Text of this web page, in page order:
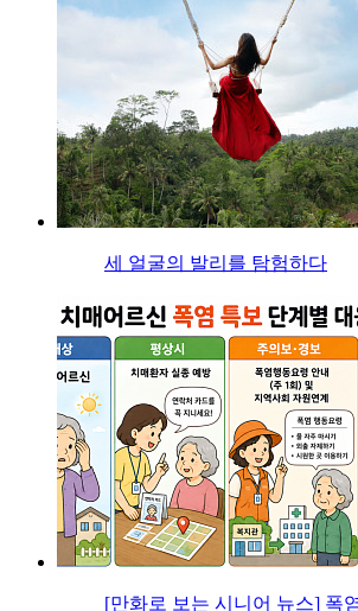
세 얼굴의 발리를 탐험하다
[만화로 보는 시니어 뉴스] 폭